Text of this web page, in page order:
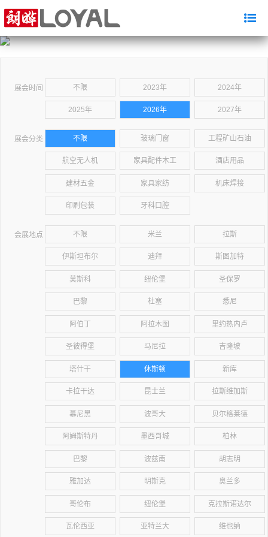
展会时间 不限 2023年 2024年
2025年 2026年 2027年
展会分类 不限 玻璃门窗 工程矿山石油
航空无人机 家具配件木工 酒店用品
建材五金 家具家纺 机床焊接
印刷包装 牙科口腔
会展地点 不限 米兰 拉斯
伊斯坦布尔 迪拜 斯图加特
莫斯科 纽伦堡 圣保罗
巴黎 杜塞 悉尼
阿伯丁 阿拉木图 里约热内卢
圣彼得堡 马尼拉 吉隆坡
塔什干 休斯顿 新库
卡拉干达 昆士兰 拉斯维加斯
慕尼黑 波哥大 贝尔格莱德
阿姆斯特丹 墨西哥城 柏林
巴黎 波兹南 胡志明
雅加达 明斯克 奥兰多
哥伦布 纽伦堡 克拉斯诺达尔
瓦伦西亚 亚特兰大 维也纳